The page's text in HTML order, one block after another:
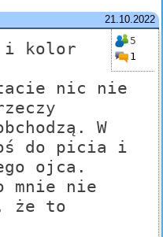
21.10.2022
5
1
i kolor
nic nie
W
do picia i
ojca.
mnie nie
że to